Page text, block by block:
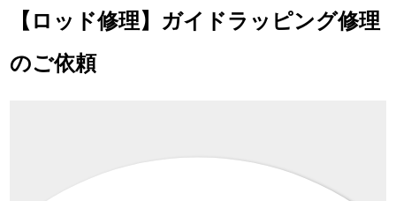
【ロッド修理】ガイドラッピング修理
のご依頼